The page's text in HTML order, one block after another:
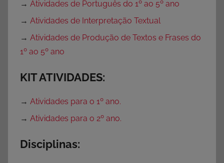
→ Atividades de Português do 1º ao 5º ano
→ Atividades de Interpretação Textual
→ Atividades de Produção de Textos e Frases do
1º ao 5º ano
KIT ATIVIDADES:
→ Atividades para o 1º ano.
→ Atividades para o 2º ano.
Disciplinas: